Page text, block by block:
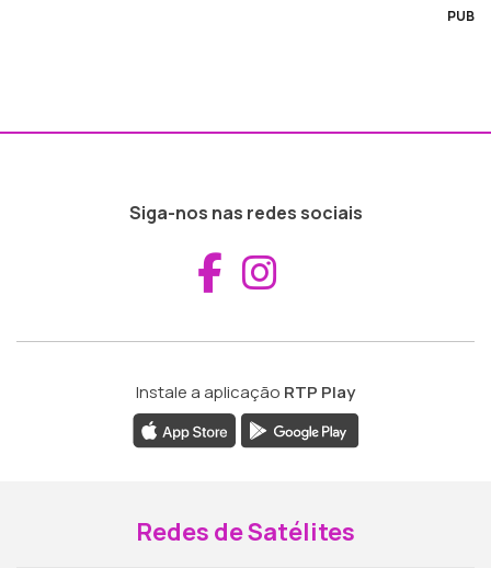
PUB
Siga-nos nas redes sociais
Aceder ao
Instale a aplicação RTP Play
Redes de Satélites